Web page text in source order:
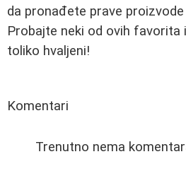
da pronađete prave
Probajte neki od ovih
toliko hvaljeni!
Komentari
Trenutno nema